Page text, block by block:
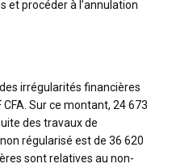
et procéder à l’annulation
irrégularités financières
Sur ce montant, 24 673
des travaux de
régularisé est de 36 620
sont relatives au non-